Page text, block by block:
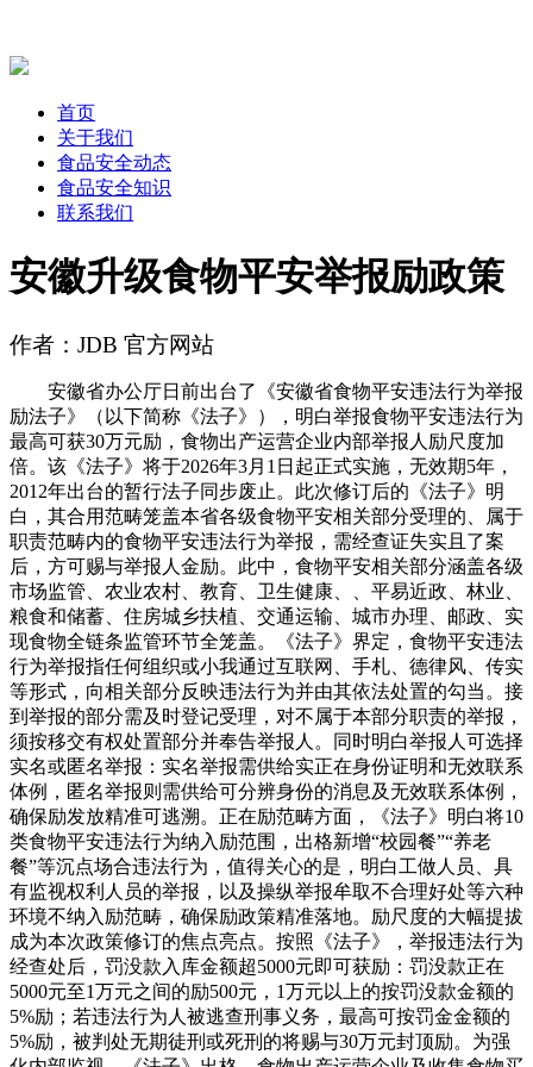
首页
关于我们
食品安全动态
食品安全知识
联系我们
安徽升级食物平安举报励政策
作者：JDB 官方网站
安徽省办公厅日前出台了《安徽省食物平安违法行为举报
励法子》（以下简称《法子》），明白举报食物平安违法行为
最高可获30万元励，食物出产运营企业内部举报人励尺度加
倍。该《法子》将于2026年3月1日起正式实施，无效期5年，
2012年出台的暂行法子同步废止。此次修订后的《法子》明
白，其合用范畴笼盖本省各级食物平安相关部分受理的、属于
职责范畴内的食物平安违法行为举报，需经查证失实且了案
后，方可赐与举报人金励。此中，食物平安相关部分涵盖各级
市场监管、农业农村、教育、卫生健康、、平易近政、林业、
粮食和储蓄、住房城乡扶植、交通运输、城市办理、邮政、实
现食物全链条监管环节全笼盖。《法子》界定，食物平安违法
行为举报指任何组织或小我通过互联网、手札、德律风、传实
等形式，向相关部分反映违法行为并由其依法处置的勾当。接
到举报的部分需及时登记受理，对不属于本部分职责的举报，
须按移交有权处置部分并奉告举报人。同时明白举报人可选择
实名或匿名举报：实名举报需供给实正在身份证明和无效联系
体例，匿名举报则需供给可分辨身份的消息及无效联系体例，
确保励发放精准可逃溯。正在励范畴方面，《法子》明白将10
类食物平安违法行为纳入励范围，出格新增“校园餐”“养老
餐”等沉点场合违法行为，值得关心的是，明白工做人员、具
有监视权利人员的举报，以及操纵举报牟取不合理好处等六种
环境不纳入励范畴，确保励政策精准落地。励尺度的大幅提拔
成为本次政策修订的焦点亮点。按照《法子》，举报违法行为
经查处后，罚没款入库金额超5000元即可获励：罚没款正在
5000元至1万元之间的励500元，1万元以上的按罚没款金额的
5%励；若违法行为人被逃查刑事义务，最高可按罚金金额的
5%励，被判处无期徒刑或死刑的将赐与30万元封顶励。为强